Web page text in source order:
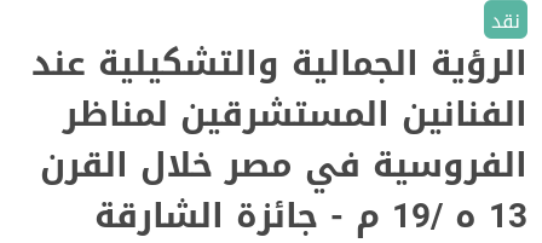
نقد
الرؤية الجمالية والتشكيلية عند
الفنانين المستشرقين لمناظر
الفروسية في مصر خلال القرن
13 ه /19 م - جائزة الشارقة